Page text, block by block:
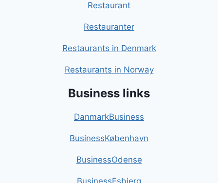
Restaurant
Restauranter
Restaurants in Denmark
Restaurants in Norway
Business links
DanmarkBusiness
BusinessKøbenhavn
BusinessOdense